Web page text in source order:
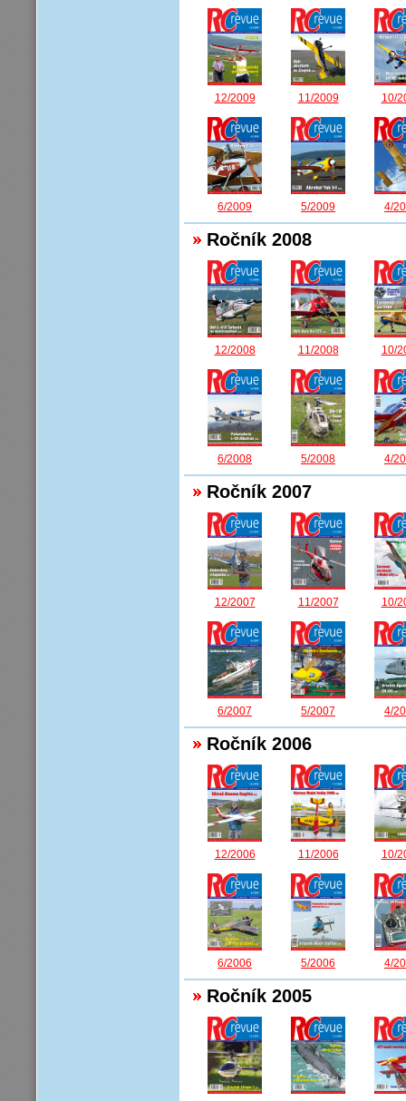
12/2009 11/2009 10/
6/2009 5/2009 4/
Ročník 2008
12/2008 11/2008 10/
6/2008 5/2008 4/
Ročník 2007
12/2007 11/2007 10/
6/2007 5/2007 4/
Ročník 2006
12/2006 11/2006 10/
6/2006 5/2006 4/
Ročník 2005